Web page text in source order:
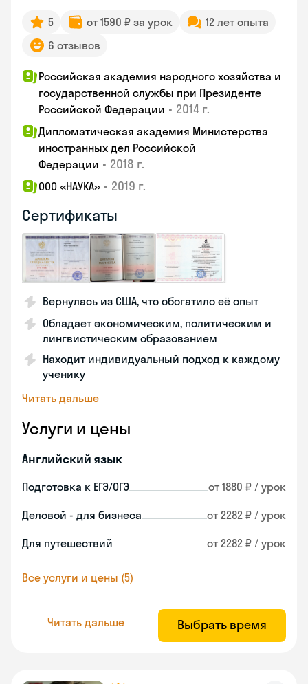
5 от 1590 ₽ за урок
12 лет опыта
6 отзывов
Российская академия народного хозяйства и
государственной службы при Президенте
Российской Федерации • 2014 г.
Дипломатическая академия Министерства
иностранных дел Российской
Федерации • 2018 г.
ООО «НАУКА» • 2019 г.
Сертификаты
Вернулась из США, что обогатило её опыт
Обладает экономическим, политическим и
лингвистическим образованием
Находит индивидуальный подход к каждому
ученику
Читать дальше
Услуги и цены
Английский язык
Подготовка к ЕГЭ/ОГЭ от 1880 ₽ / урок
Деловой - для бизнеса от 2282 ₽ / урок
Для путешествий от 2282 ₽ / урок
Все услуги и цены (5)
Читать дальше Выбрать время